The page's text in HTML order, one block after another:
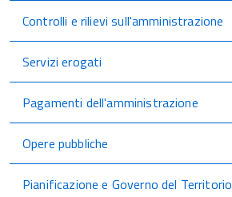
Controlli e rilievi sull'amministrazione
Servizi erogati
Pagamenti dell'amministrazione
Opere pubbliche
Pianificazione e Governo del Territorio